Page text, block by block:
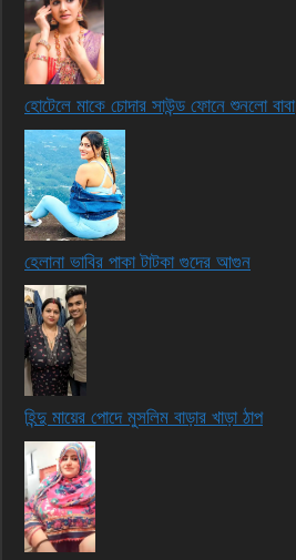
হোটেলে মাকে চোদার সাউন্ড ফোনে শুনলো বাবা
হেলানা ভাবির পাকা টাটকা গুদের আগুন
হিন্দু মায়ের পোদে মুসলিম বাড়ার খাড়া ঠাপ